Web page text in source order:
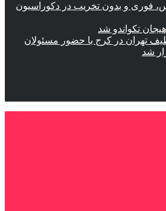
فوری و بدون تخریب در دکوراسیون
تکواندو شد
طیف تهران در کرج با حضور مسئولان
شد